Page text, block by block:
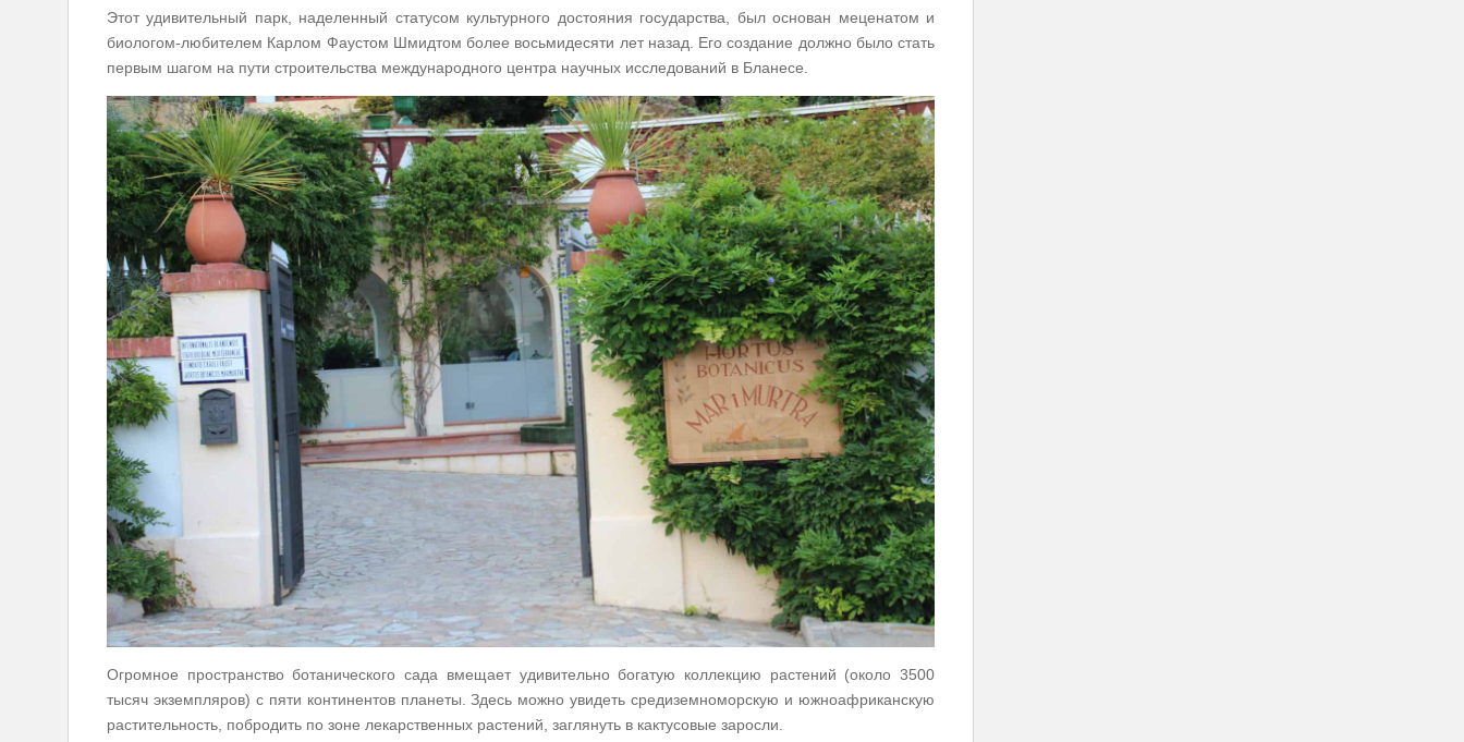
Этот удивительный парк, наделенный статусом культурного достояния государства, был основан меценатом и
биологом-любителем Карлом Фаустом Шмидтом более восьмидесяти лет назад. Его создание должно было стать
первым шагом на пути строительства международного центра научных исследований в Бланесе.
Огромное пространство ботанического сада вмещает удивительно богатую коллекцию растений (около 3500
тысяч экземпляров) с пяти континентов планеты. Здесь можно увидеть средиземноморскую и южноафриканскую
растительность, побродить по зоне лекарственных растений, заглянуть в кактусовые заросли.